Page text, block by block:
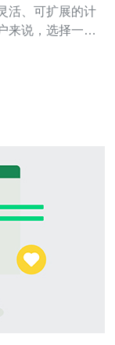
活、可扩展的计
来说，选择一个